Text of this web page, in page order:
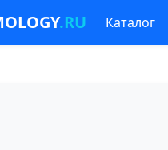
.RU Каталог